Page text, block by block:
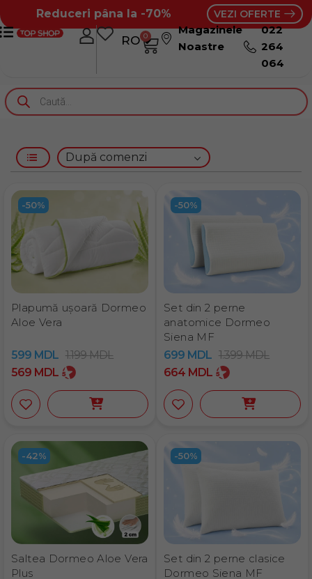
Reduceri pâna la -70% VEZI OFERTE
RO
RU
0
Magazinele
Noastre
022
264
064
-50%
Plapumă ușoară Dormeo
Aloe Vera
599 MDL 1.199MDL
569 MDL
-50%
Set din 2 perne
anatomice Dormeo
Siena MF
699 MDL 1.399MDL
664 MDL
-42%
Saltea Dormeo Aloe Vera
Plus
-50%
Set din 2 perne clasice
Dormeo Siena MF